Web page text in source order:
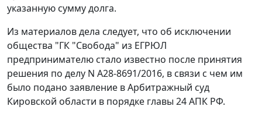
указанную сумму долга.
Из материалов дела следует, что об исключении
общества "ГК "Свобода" из ЕГРЮЛ
предпринимателю стало известно после принятия
решения по делу N А28-8691/2016, в связи с чем им
было подано заявление в Арбитражный суд
Кировской области в порядке главы 24 АПК РФ.